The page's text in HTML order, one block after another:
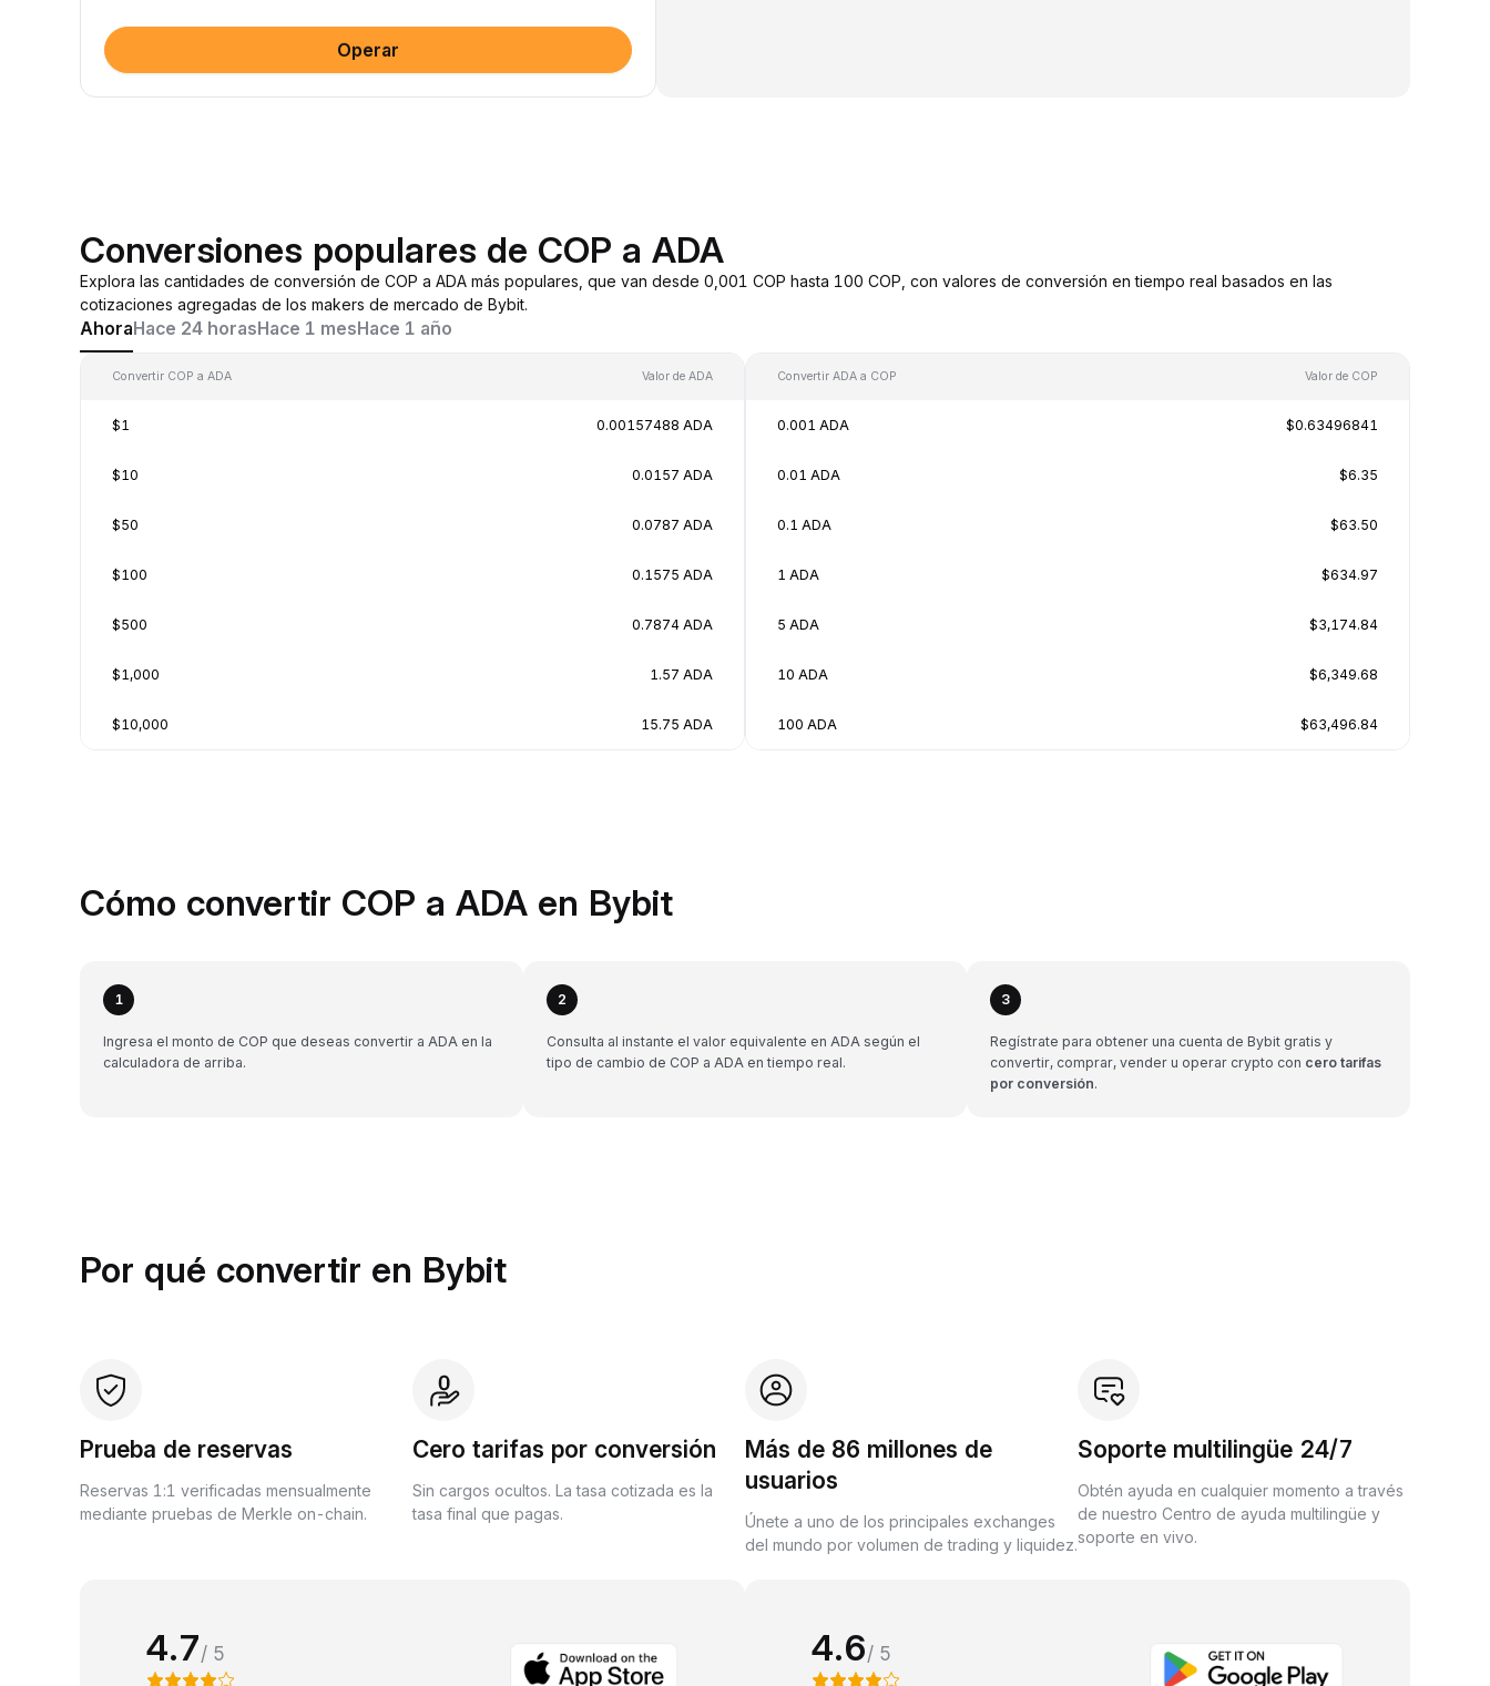
Operar
Conversiones populares de COP a ADA
Explora las cantidades de conversión de COP a ADA más populares, que van desde 0,001 COP hasta 100 COP, con valores de conversión en tiempo real basados en las
cotizaciones agregadas de los makers de mercado de Bybit.
AhoraHace 24 horasHace 1 mesHace 1 año
Convertir COP a ADA Valor de ADA
$1 0.00157488 ADA
$10 0.0157 ADA
$50 0.0787 ADA
$100 0.1575 ADA
$500 0.7874 ADA
$1,000 1.57 ADA
$10,000 15.75 ADA
Convertir ADA a COP Valor de COP
0.001 ADA $0.63496841
0.01 ADA $6.35
0.1 ADA $63.50
1 ADA $634.97
5 ADA $3,174.84
10 ADA $6,349.68
100 ADA $63,496.84
Cómo convertir COP a ADA en Bybit
1
Ingresa el monto de COP que deseas convertir a ADA en la
calculadora de arriba.
2
Consulta al instante el valor equivalente en ADA según el
tipo de cambio de COP a ADA en tiempo real.
3
Regístrate para obtener una cuenta de Bybit gratis y
convertir, comprar, vender u operar crypto con cero tarifas
por conversión.
Por qué convertir en Bybit
Prueba de reservas
Reservas 1:1 verificadas mensualmente
mediante pruebas de Merkle on-chain.
Cero tarifas por conversión
Sin cargos ocultos. La tasa cotizada es la
tasa final que pagas.
Más de 86 millones de
usuarios
Únete a uno de los principales exchanges
del mundo por volumen de trading y liquidez.
Soporte multilingüe 24/7
Obtén ayuda en cualquier momento a través
de nuestro Centro de ayuda multilingüe y
soporte en vivo.
4.7/ 5 4.6/ 5